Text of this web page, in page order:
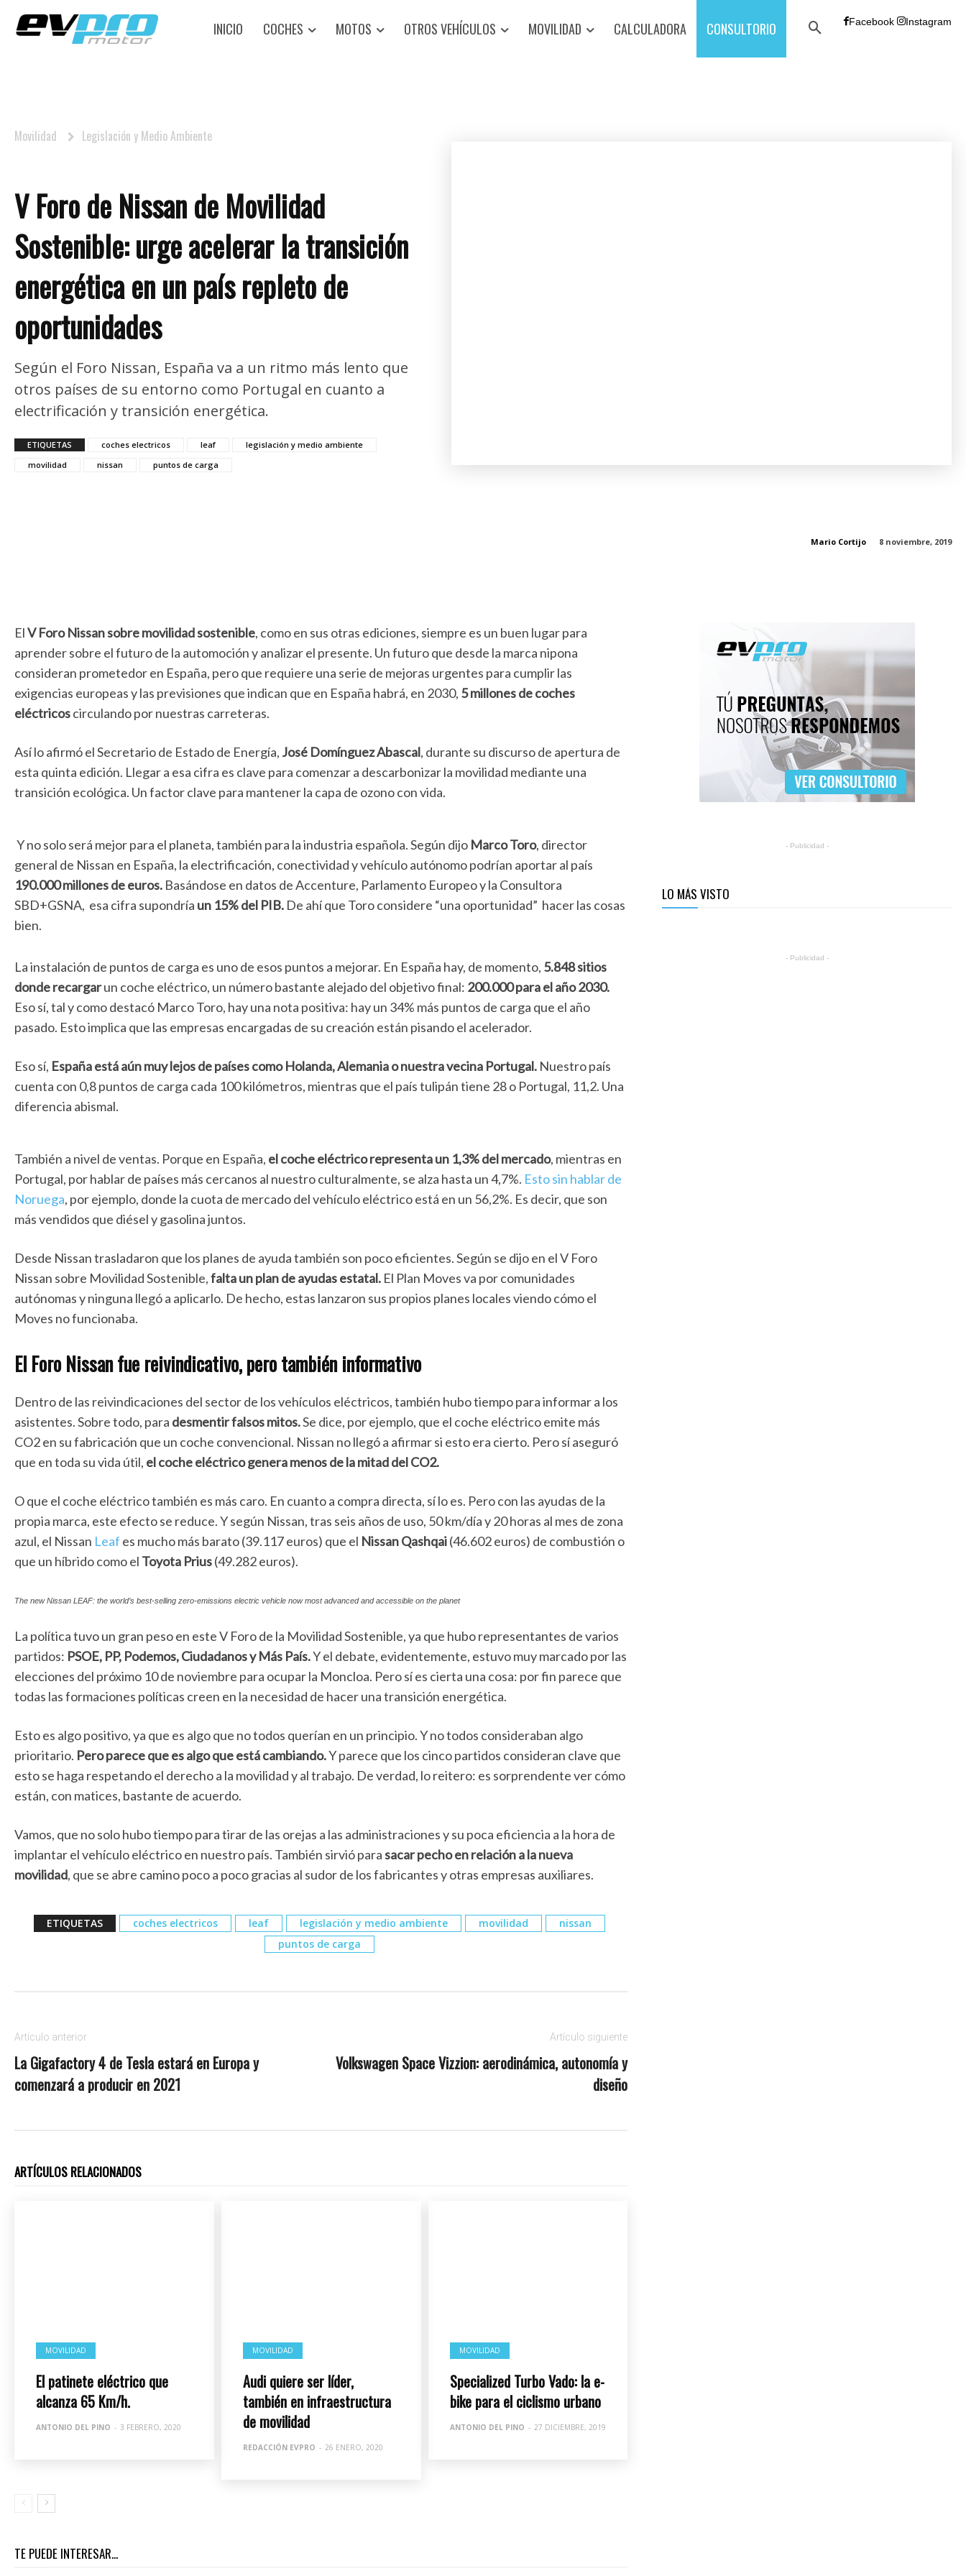
Facebook Instagram
INICIO COCHES MOTOS OTROS VEHÍCULOS MOVILIDAD CALCULADORA CONSULTORIO
Movilidad Legislación y Medio Ambiente
V Foro de Nissan de Movilidad
Sostenible: urge acelerar la transición
energética en un país repleto de
oportunidades
Según el Foro Nissan, España va a un ritmo más lento que
otros países de su entorno como Portugal en cuanto a
electrificación y transición energética.
ETIQUETAS coches electricos leaf
legislación y medio ambiente
movilidad
nissan puntos de carga
8 noviembre, 2019
Mario Cortijo
ElV Foro Nissan sobre movilidad sostenible, como en sus otras ediciones, siempre es un buen lugar para
aprender sobre el futuro de la automoción y analizar el presente. Un futuro que desde la marca nipona
consideran prometedor en España, pero que requiere una serie de mejoras urgentes para cumplir las
exigencias europeas y las previsiones que indican que en España habrá, en 2030, 5 millones de coches
eléctricoscirculando por nuestras carreteras.
Así lo afirmó el Secretario de Estado de Energía, José Domínguez Abascal, durante su discurso de apertura de
esta quinta edición. Llegar a esa cifra es clave para comenzar a descarbonizar la movilidad mediante una
transición ecológica. Un factor clave para mantener la capa de ozono con vida.
Y no solo será mejor para el planeta, también para la industria española. Según dijo Marco Toro, director
general de Nissan en España, la electrificación, conectividad y vehículo autónomo podrían aportar al país
190.000 millones de euros. Basándose en datos de Accenture, Parlamento Europeo y la Consultora
SBD+GSNA, esa cifra supondría un 15% del PIB. De ahí que Toro considere “una oportunidad” hacer las cosas
bien.
La instalación de puntos de carga es uno de esos puntos a mejorar. En España hay, de momento, 5.848 sitios
donde recargarun coche eléctrico, un número bastante alejado del objetivo final: 200.000 para el año 2030.
Eso sí, tal y como destacó Marco Toro, hay una nota positiva: hay un 34% más puntos de carga que el año
pasado. Esto implica que las empresas encargadas de su creación están pisando el acelerador.
Eso sí, España está aún muy lejos de países como Holanda, Alemania o nuestra vecina Portugal. Nuestro país
cuenta con 0,8 puntos de carga cada 100 kilómetros, mientras que el país tulipán tiene 28 o Portugal, 11,2. Una
diferencia abismal.
También a nivel de ventas. Porque en España, el coche eléctrico representa un 1,3% del mercado, mientras en
Portugal, por hablar de países más cercanos al nuestro culturalmente, se alza hasta un 4,7%. Esto sin hablar de
Noruega, por ejemplo, donde la cuota de mercado del vehículo eléctrico está en un 56,2%. Es decir, que son
más vendidos que diésel y gasolina juntos.
Desde Nissan trasladaron que los planes de ayuda también son poco eficientes. Según se dijo en el V Foro
Nissan sobre Movilidad Sostenible,falta un plan de ayudas estatal. El Plan Moves va por comunidades
autónomas y ninguna llegó a aplicarlo. De hecho, estas lanzaron sus propios planes locales viendo cómo el
Moves no funcionaba.
El Foro Nissan fue reivindicativo, pero también informativo
Dentro de las reivindicaciones del sector de los vehículos eléctricos, también hubo tiempo para informar a los
asistentes. Sobre todo, para desmentir falsos mitos.Se dice, por ejemplo, que el coche eléctrico emite más
CO2 en su fabricación que un coche convencional. Nissan no llegó a afirmar si esto era cierto. Pero sí aseguró
que en toda su vida útil, el coche eléctrico genera menos de la mitad del CO2.
O que el coche eléctrico también es más caro. En cuanto a compra directa, sí lo es. Pero con las ayudas de la
propia marca, este efecto se reduce. Y según Nissan, tras seis años de uso, 50 km/día y 20 horas al mes de zona
azul, el Nissan Leaf es mucho más barato (39.117 euros) que el Nissan Qashqai(46.602 euros) de combustión o
que un híbrido como el Toyota Prius(49.282 euros).
The new Nissan LEAF: the world’s best-selling zero-emissions electric vehicle now most advanced and accessible on the planet
La política tuvo un gran peso en este V Foro de la Movilidad Sostenible, ya que hubo representantes de varios
partidos: PSOE, PP, Podemos, Ciudadanos y Más País.Y el debate, evidentemente, estuvo muy marcado por las
elecciones del próximo 10 de noviembre para ocupar la Moncloa. Pero sí es cierta una cosa: por fin parece que
todas las formaciones políticas creen en la necesidad de hacer una transición energética.
Esto es algo positivo, ya que es algo que no todos querían en un principio. Y no todos consideraban algo
prioritario. Pero parece que es algo que está cambiando.Y parece que los cinco partidos consideran clave que
esto se haga respetando el derecho a la movilidad y al trabajo. De verdad, lo reitero: es sorprendente ver cómo
están, con matices, bastante de acuerdo.
Vamos, que no solo hubo tiempo para tirar de las orejas a las administraciones y su poca eficiencia a la hora de
implantar el vehículo eléctrico en nuestro país. También sirvió parasacar pecho en relación a la nueva
movilidad, que se abre camino poco a poco gracias al sudor de los fabricantes y otras empresas auxiliares.
ETIQUETAS coches electricos leaf legislación y medio ambiente movilidad
nissan
puntos de carga
Artículo anterior
La Gigafactory 4 de Tesla estará en Europa y
comenzará a producir en 2021
Artículo siguiente
Volkswagen Space Vizzion: aerodinámica, autonomía y
diseño
ARTÍCULOS RELACIONADOS
MOVILIDAD
El patinete eléctrico que
alcanza 65 Km/h.
ANTONIO DEL PINO - 3 FEBRERO, 2020
MOVILIDAD
Audi quiere ser líder,
también en infraestructura
de movilidad
REDACCIÓN EVPRO - 26 ENERO, 2020
MOVILIDAD
Specialized Turbo Vado: la e-
bike para el ciclismo urbano
ANTONIO DEL PINO - 27 DICIEMBRE, 2019
TE PUEDE INTERESAR...
- Publicidad -
LO MÁS VISTO
- Publicidad -